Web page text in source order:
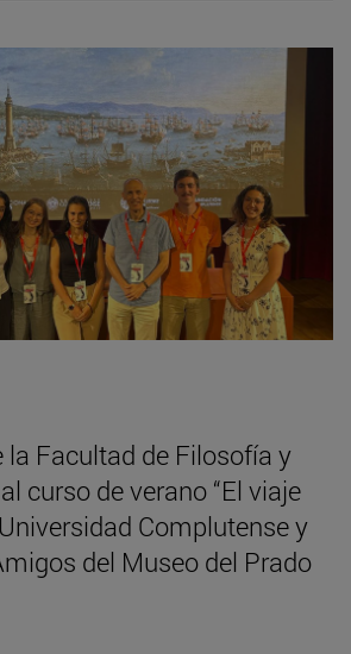
la Facultad de Filosofía y
curso de verano “El viaje
Complutense y
del Museo del Prado